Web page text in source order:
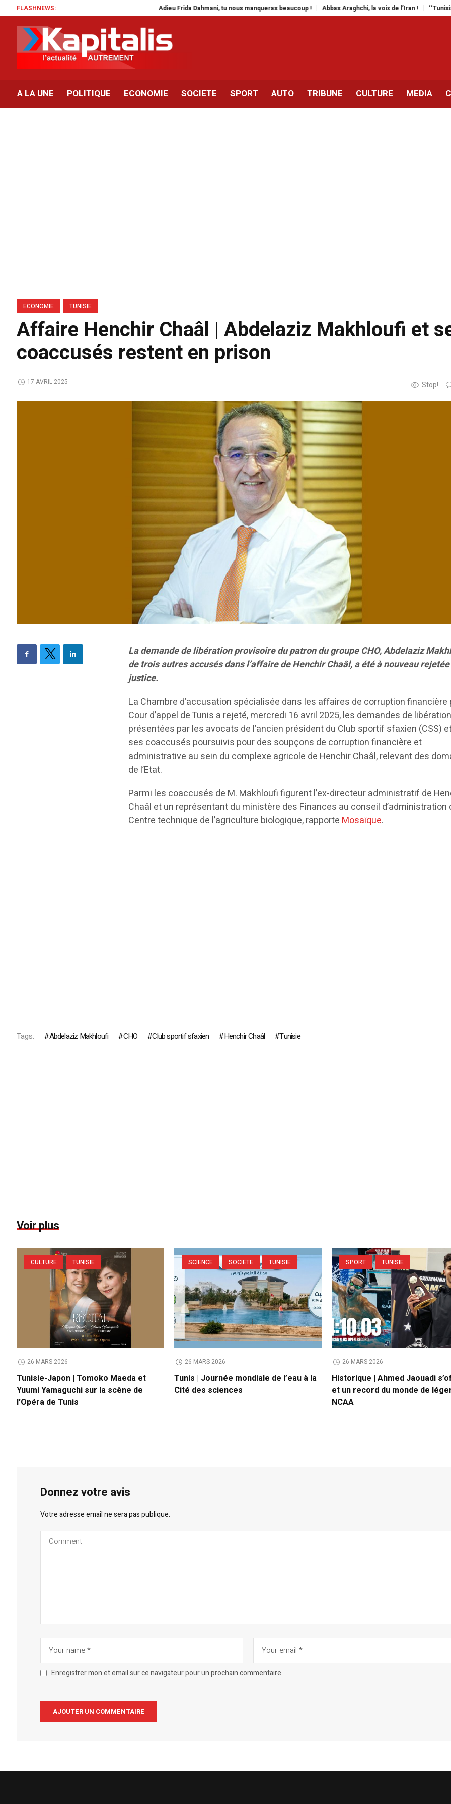
FLASHNEWS: Adieu Frida Dahmani, tu nous manqueras beaucoup ! Abbas Araghchi, la voix de l’Iran ! ‘‘Tunisian
A LA UNE POLITIQUE ECONOMIE SOCIETE SPORT AUTO TRIBUNE CULTURE MEDIA
ECONOMIE TUNISIE
Affaire Henchir Chaâl | Abdelaziz Makhloufi et
coaccusés restent en prison
Stop!
17 AVRIL 2025
La demande de libération provisoire du patron du groupe CHO, Abdelaziz
de trois autres accusés dans l’affaire de Henchir Chaâl, a été à nouveau
justice.
La Chambre d’accusation spécialisée dans les affaires de corruption financière
Cour d’appel de Tunis a rejeté, mercredi 16 avril 2025, les demandes de libération
présentées par les avocats de l’ancien président du Club sportif sfaxien (CSS)
ses coaccusés poursuivis pour des soupçons de corruption financière et
administrative au sein du complexe agricole de Henchir Chaâl, relevant des
de l’Etat.
Parmi les coaccusés de M. Makhloufi figurent l’ex-directeur administratif de
Chaâl et un représentant du ministère des Finances au conseil d’administration
Centre technique de l’agriculture biologique, rapporte Mosaïque.
Tags: Abdelaziz Makhloufi CHO Club sportif sfaxien Henchir Chaâl Tunisie
Voir plus
CULTURE TUNISIE
26 MARS 2026
Tunisie-Japon | Tomoko Maeda et
Yuumi Yamaguchi sur la scène de
l’Opéra de Tunis
SCIENCE SOCIETE TUNISIE
26 MARS 2026
Tunis | Journée mondiale de l’eau à la
Cité des sciences
SPORT TUNISIE
26 MARS 2026
Historique | Ahmed Jaouadi
et un record du monde de
NCAA
Donnez votre avis
Votre adresse email ne sera pas publique.
Enregistrer mon et email sur ce navigateur pour un prochain commentaire.